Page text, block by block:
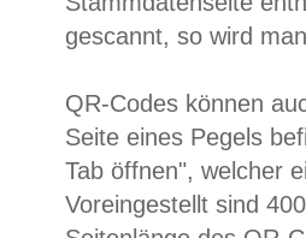
gescannt, so wird
QR-Codes können
Seite eines Pegels
Tab öffnen", welcher
Voreingestellt sind